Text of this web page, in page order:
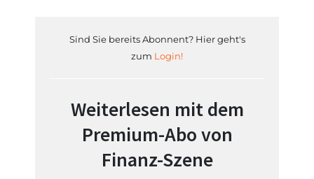
Sind Sie bereits Abonnent? Hier geht's
zum Login!
Weiterlesen mit dem
Premium-Abo von
Finanz-Szene